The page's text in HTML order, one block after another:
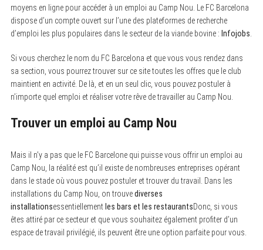
moyens en ligne pour accéder à un emploi au Camp Nou. Le FC Barcelona
dispose d’un compte ouvert sur l’une des plateformes de recherche
d’emploi les plus populaires dans le secteur de la viande bovine : Infojobs
Si vous cherchez le nom du FC Barcelona et que vous vous rendez dans
sa section, vous pourrez trouver sur ce site toutes les offres que le club
maintient en activité. De là, et en un seul clic, vous pouvez postuler à
n’importe quel emploi et réaliser votre rêve de travailler au Camp Nou.
Trouver un emploi au Camp Nou
Mais il n’y a pas que le FC Barcelone qui puisse vous offrir un emploi au
Camp Nou, la réalité est qu’il existe de nombreuses entreprises opérant
dans le stade où vous pouvez postuler et trouver du travail. Dans les
installations du Camp Nou, on trouvediverses
installationsessentiellement les bars et les restaurantsDonc, si vous
êtes attiré par ce secteur et que vous souhaitez également profiter d’un
espace de travail privilégié, ils peuvent être une option parfaite pour vous.